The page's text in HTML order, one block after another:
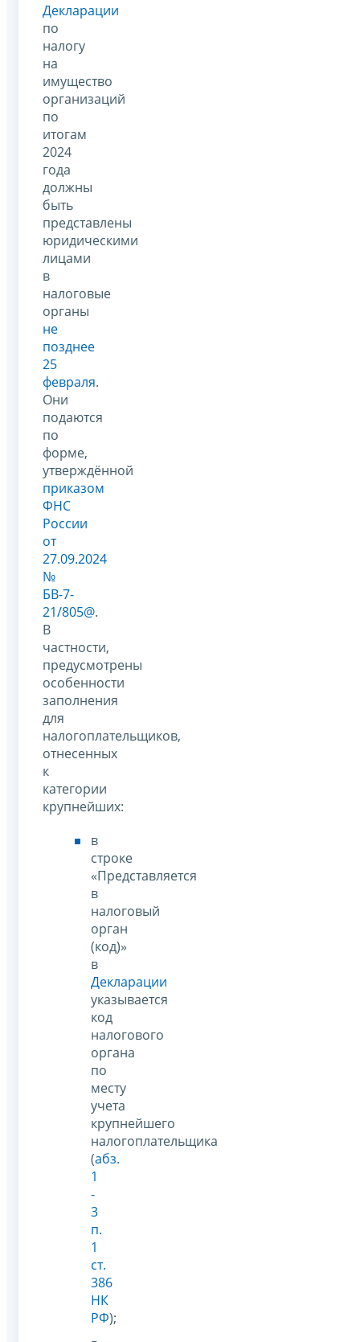
Декларации
по
налогу
на
имущество
организаций
по
итогам
2024
года
должны
быть
представлены
юридическими
лицами
в
налоговые
органы
не
позднее
25
февраля.
Они
подаются
по
форме,
утверждённой
приказом
ФНС
России
от
27.09.2024
№
БВ-7-
21/805@.
В
частности,
предусмотрены
особенности
заполнения
для
налогоплательщиков,
отнесенных
к
категории
крупнейших:
в
строке
«Представляется
в
налоговый
орган
(код)»
в
Декларации
указывается
код
налогового
органа
по
месту
учета
крупнейшего
налогоплательщика
(абз.
1
-
3
п.
1
ст.
386
НК
РФ);